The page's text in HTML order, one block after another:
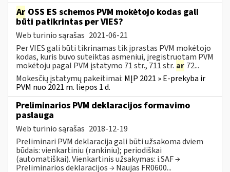
Ar OSS ES schemos PVM mokėtojo kodas gali
būti patikrintas per VIES?
Web turinio sąrašas 2021-06-21
Per VIES gali būti tikrinamas tik įprastas PVM mokėtojo
kodas, kuris buvo suteiktas asmeniui, įregistruotam PVM
mokėtoju pagal PVM įstatymo 71 str., 711 str. ar 72...
Mokesčių įstatymų pakeitimai: MĮP 2021 » E-prekyba ir
PVM nuo 2021 m. liepos 1 d.
Preliminarios PVM deklaracijos formavimo
paslauga
Web turinio sąrašas 2018-12-19
Preliminari PVM deklaracija gali būti užsakoma dviem
būdais: vienkartiniu (rankiniu); periodiškai
(automatiškai). Vienkartinis užsakymas: i.SAF →
Preliminarios deklaracijos → Naujas FR0600...